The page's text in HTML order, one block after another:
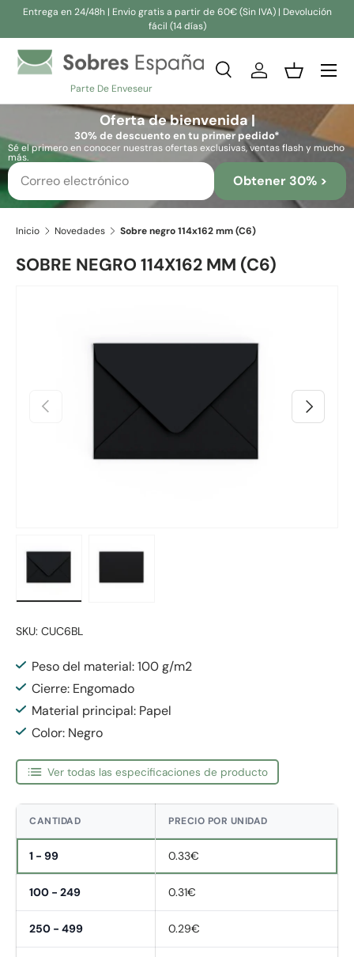
Entrega en 24/48h | Envio gratis a partir de 60€ (Sin IVA) | Devolución
fácil (14 días)
Parte De Enveseur
Buscar
Buscar
BuscarIniciar sesión
Cesta
Oferta de bienvenida |
30% de descuento en tu primer pedido*
Sé el primero en conocer nuestras ofertas exclusivas, ventas flash y mucho
más.
Obtener 30% >
Inicio Novedades Sobre negro 114x162 mm (C6)
SOBRE NEGRO 114X162 MM (C6)
Anterior Siguiente
SKU: CUC6BL
Peso del material: 100 g/m2
Cierre: Engomado
Material principal: Papel
Color: Negro
Ver todas las especificaciones de producto
CANTIDAD PRECIO POR UNIDAD
1 - 99 0.33€
100 - 249 0.31€
250 - 499 0.29€